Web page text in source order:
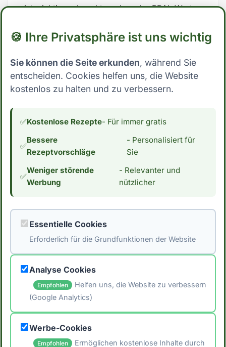
ist wichtig zu beachten, dass der PRAL-Wert
Ergebnisse stark variieren können, je
Nährstoffe in den Berechnungen verwendet
werden. Zudem kann auch die Art und Weise,
wie der Körper auf Lebensmittel reagiert, von
daher am besten, sich auf eine ausgewogene
konzentrieren und nicht ausschließlich auf
diese Formeln zu verlassen. *Hinweis: Die
Daten stammen aus der [Schweizer
Nährwertdatenbank]
Fehler wird keine Haftung übernommen. Ziehe
immer verschiedene Quellen heran und
konsultiere einen Arzt oder Ernährungsberater.
um individuelle Empfehlungen zu erhalten.*
🖨️ Artikel drucken
🍪 Ihre Privatsphäre ist uns wichtig
Sie können die Seite erkunden, während Sie
entscheiden. Cookies helfen uns, die Website
kostenlos zu halten und zu verbessern.
✅Kostenlose Rezepte- Für immer gratis
✅
Bessere
Rezeptvorschläge
- Personalisiert für
Sie
✅
Weniger störende
Werbung
- Relevanter und
nützlicher
Essentielle Cookies
Erforderlich für die Grundfunktionen der Website
Analyse Cookies
Empfohlen
Helfen uns, die Website zu verbessern
(Google Analytics)
Werbe-Cookies
Empfohlen Ermöglichen kostenlose Inhalte durch